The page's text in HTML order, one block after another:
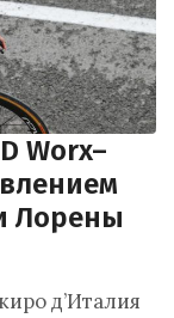
Worx–
Лорены
д’Италия